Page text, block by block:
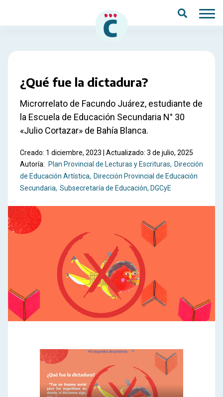
¿Qué fue la dictadura?
Microrrelato de Facundo Juárez, estudiante de
la Escuela de Educación Secundaria N° 30
«Julio Cortazar» de Bahía Blanca.
Creado: 1 diciembre, 2023 | Actualizado: 3 de julio, 2025
Autoría:
Plan Provincial de Lecturas y Escrituras
Dirección
de Educación Artística
Dirección Provincial de Educación
Secundaria Subsecretaría de Educación, DGCyE